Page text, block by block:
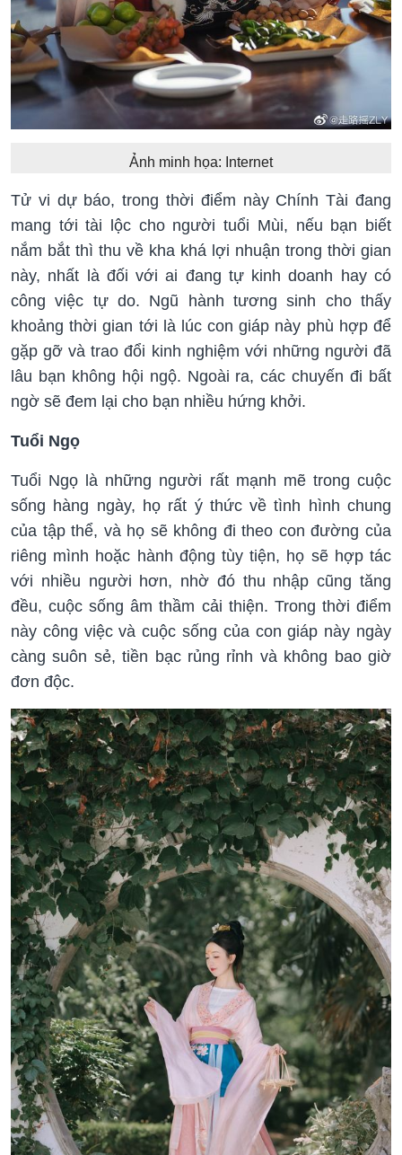
Ảnh minh họa: Internet
Tử vi dự báo, trong thời điểm này Chính Tài đang
mang tới tài lộc cho người tuổi Mùi, nếu bạn biết
nắm bắt thì thu về kha khá lợi nhuận trong thời gian
này, nhất là đối với ai đang tự kinh doanh hay có
công việc tự do. Ngũ hành tương sinh cho thấy
khoảng thời gian tới là lúc con giáp này phù hợp để
gặp gỡ và trao đổi kinh nghiệm với những người đã
lâu bạn không hội ngộ. Ngoài ra, các chuyến đi bất
ngờ sẽ đem lại cho bạn nhiều hứng khởi.
Tuổi Ngọ
Tuổi Ngọ là những người rất mạnh mẽ trong cuộc
sống hàng ngày, họ rất ý thức về tình hình chung
của tập thể, và họ sẽ không đi theo con đường của
riêng mình hoặc hành động tùy tiện, họ sẽ hợp tác
với nhiều người hơn, nhờ đó thu nhập cũng tăng
đều, cuộc sống âm thầm cải thiện. Trong thời điểm
này công việc và cuộc sống của con giáp này ngày
càng suôn sẻ, tiền bạc rủng rỉnh và không bao giờ
đơn độc.